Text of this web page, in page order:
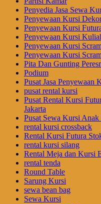
Penyedia Jasa Sewa
Penyewaan Kursi
Penyewaan Kursi
Penyewaan Kursi
Penyewaan Kursi
Penyewaan Kursi
Pita Dan Gunting
Podium
Pusat Jasa Penyewaan
pusat rental kursi
Pusat Rental Kursi
Jakarta
Pusat Sewa Kursi Anak
rental kursi crossback
Rental Kursi Futura
rental kursi silang
Rental Meja dan Kursi
rental tenda
Round Table
Sarung Kursi
sewa bean bag
Sewa Kursi